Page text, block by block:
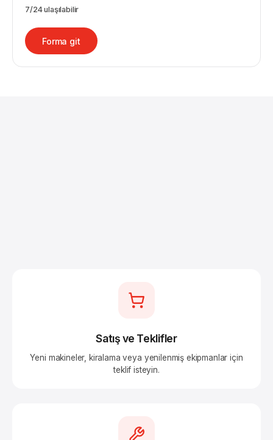
7/24 ulaşılabilir
Forma git
Satış ve Teklifler
Yeni makineler, kiralama veya yenilenmiş ekipmanlar için
teklif isteyin.